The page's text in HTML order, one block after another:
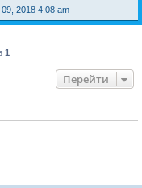
2018 4:08 am
1
Перейти